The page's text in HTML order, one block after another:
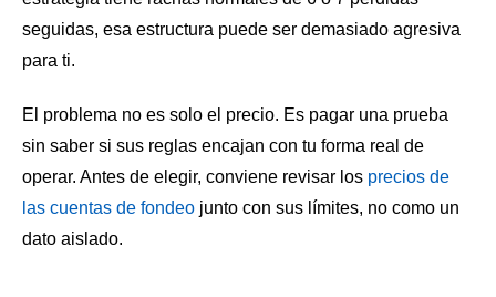
seguidas, esa estructura puede ser demasiado agresiva
para ti.
El problema no es solo el precio. Es pagar una prueba
sin saber si sus reglas encajan con tu forma real de
operar. Antes de elegir, conviene revisar los precios de
las cuentas de fondeo junto con sus límites, no como un
dato aislado.